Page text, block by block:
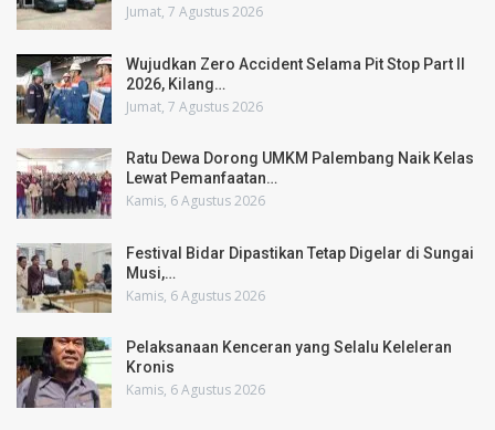
Jumat, 7 Agustus 2026
Wujudkan Zero Accident Selama Pit Stop Part II
2026, Kilang…
Jumat, 7 Agustus 2026
Ratu Dewa Dorong UMKM Palembang Naik Kelas
Lewat Pemanfaatan…
Kamis, 6 Agustus 2026
Festival Bidar Dipastikan Tetap Digelar di Sungai
Musi,…
Kamis, 6 Agustus 2026
Pelaksanaan Kenceran yang Selalu Keleleran
Kronis
Kamis, 6 Agustus 2026